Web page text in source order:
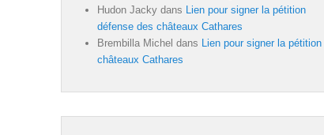
Hudon Jacky dans
Lien pour signer la pétition
défense des châteaux Cathares
Brembilla Michel dans
Lien pour signer la pétition
châteaux Cathares